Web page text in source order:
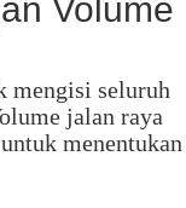
Volume
mengisi seluruh
jalan raya
menentukan